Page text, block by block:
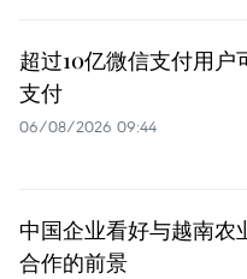
超过10亿微信支付用户
支付
06/08/2026 09:44
中国企业看好与越南农
合作的前景